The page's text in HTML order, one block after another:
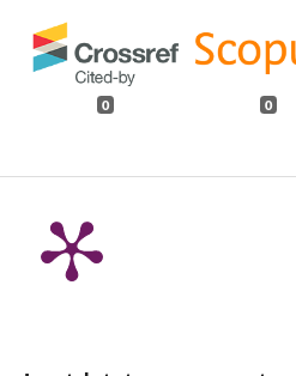
0 0